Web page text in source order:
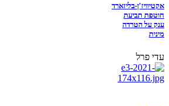
אקטיוויז'ן-בליזארד
חוטפת תביעת
ענק על הטרדה
מינית
עדי פרל